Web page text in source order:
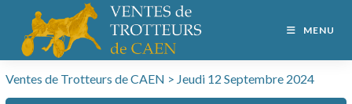
MENU
Ventes de Trotteurs de CAEN > Jeudi 12 Septembre 2024